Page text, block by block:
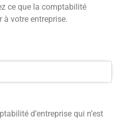
ce que la comptabilité
à votre entreprise.
d’entreprise qui n’est